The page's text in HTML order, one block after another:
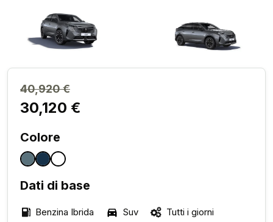
40,920 €
30,120 €
Colore
Dati di base
Benzina Ibrida Suv Tutti i giorni